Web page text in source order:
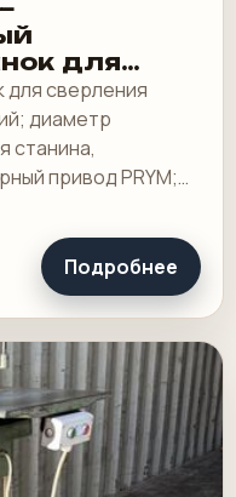
для
сверления
диаметр
станина,
привод PRYM;
Подробнее